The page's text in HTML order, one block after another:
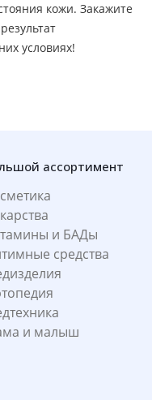
кожи. Закажите
условиях!
ассортимент
и БАДы
средства
и малыш